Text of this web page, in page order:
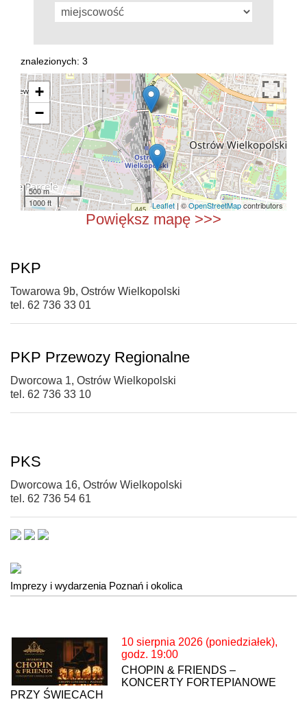
znalezionych: 3
+
−
500 m
1000 ft
Leaflet| ©OpenStreetMapcontributors
Powiększ mapę >>>
PKP
Towarowa 9b, Ostrów Wielkopolski
tel. 62 736 33 01
PKP Przewozy Regionalne
Dworcowa 1, Ostrów Wielkopolski
tel. 62 736 33 10
PKS
Dworcowa 16, Ostrów Wielkopolski
tel. 62 736 54 61
Imprezy i wydarzenia Poznań i okolica
10 sierpnia 2026 (poniedziałek),
godz. 19:00
CHOPIN & FRIENDS –
KONCERTY FORTEPIANOWE
PRZY ŚWIECACH